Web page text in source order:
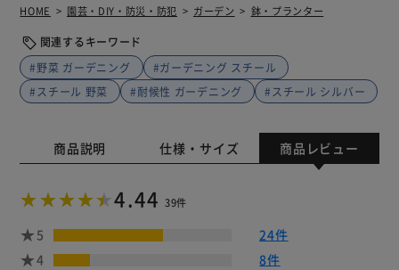
HOME 園芸・DIY・防災・防犯 ガーデン 鉢・プランター
関連するキーワード
#野菜 ガーデニング
#ガーデニング スチール
#スチール 野菜
#耐候性 ガーデニング #スチール シルバー
商品説明 仕様・サイズ 商品レビュー
4.44 39件
5
24件
4
8件